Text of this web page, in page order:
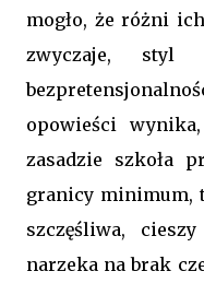
mogło, że różni
zwyczaje, styl
opowieści
zasadzie szkoła
granicy minimum,
szczęśliwa,
narzeka na brak